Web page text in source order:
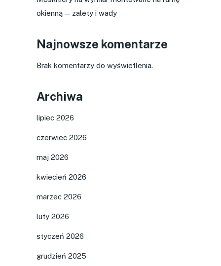
okienną — zalety i wady
Najnowsze komentarze
Brak komentarzy do wyświetlenia.
Archiwa
lipiec 2026
czerwiec 2026
maj 2026
kwiecień 2026
marzec 2026
luty 2026
styczeń 2026
grudzień 2025